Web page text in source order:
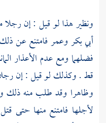
ونظير هذا لو قيل : إن
أبي بكروعمرفامتنع عن
فضلهما ومع عدم الأعذار
قط . وكذلك لو قيل : إن
وظاهرا وقد طلب منه ذلك
لأجلها فامتنع منها حتى